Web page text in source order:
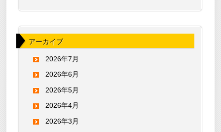
アーカイブ
2026年7月
2026年6月
2026年5月
2026年4月
2026年3月